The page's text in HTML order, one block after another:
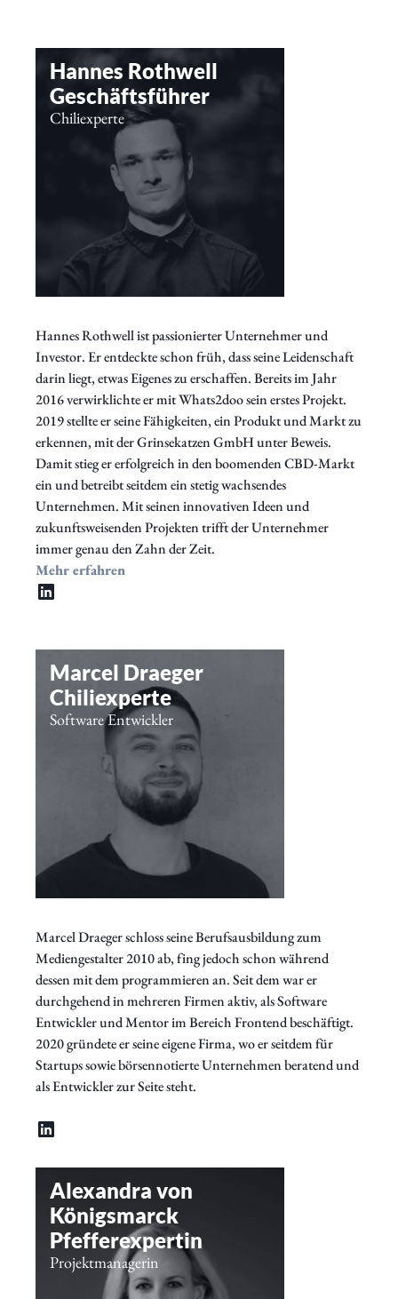
Hannes Rothwell
Geschäftsführer
Chiliexperte
Hannes Rothwell ist passionierter Unternehmer und
Investor. Er entdeckte schon früh, dass seine Leidenschaft
darin liegt, etwas Eigenes zu erschaffen. Bereits im Jahr
2016 verwirklichte er mit Whats2doo sein erstes Projekt.
2019 stellte er seine Fähigkeiten, ein Produkt und Markt zu
erkennen, mit der Grinsekatzen GmbH unter Beweis.
Damit stieg er erfolgreich in den boomenden CBD-Markt
ein und betreibt seitdem ein stetig wachsendes
Unternehmen. Mit seinen innovativen Ideen und
zukunftsweisenden Projekten trifft der Unternehmer
immer genau den Zahn der Zeit.
Mehr erfahren
Marcel Draeger
Chiliexperte
Software Entwickler
Marcel Draeger schloss seine Berufsausbildung zum
Mediengestalter 2010 ab, fing jedoch schon während
dessen mit dem programmieren an. Seit dem war er
durchgehend in mehreren Firmen aktiv, als Software
Entwickler und Mentor im Bereich Frontend beschäftigt.
2020 gründete er seine eigene Firma, wo er seitdem für
Startups sowie börsennotierte Unternehmen beratend und
als Entwickler zur Seite steht.
Alexandra von
Königsmarck
Pfefferexpertin
Projektmanagerin